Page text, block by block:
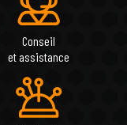
Conseil
et assistance